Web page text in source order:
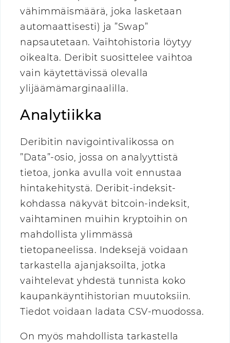
vähimmäismäärä, joka lasketaan
automaattisesti) ja ”Swap”
napsautetaan. Vaihtohistoria löytyy
oikealta. Deribit suosittelee vaihtoa
vain käytettävissä olevalla
ylijäämämarginaalilla.
Analytiikka
Deribitin navigointivalikossa on
”Data”-osio, jossa on analyyttistä
tietoa, jonka avulla voit ennustaa
hintakehitystä. Deribit-indeksit-
kohdassa näkyvät bitcoin-indeksit,
vaihtaminen muihin kryptoihin on
mahdollista ylimmässä
tietopaneelissa. Indeksejä voidaan
tarkastella ajanjaksoilta, jotka
vaihtelevat yhdestä tunnista koko
kaupankäyntihistorian muutoksiin.
Tiedot voidaan ladata CSV-muodossa.
On myös mahdollista tarkastella